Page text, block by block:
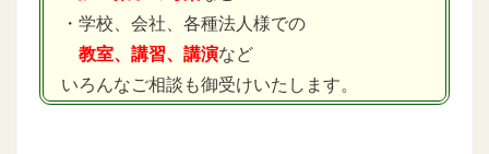
・学校、会社、各種法人様での
教室、講習、講演など
いろんなご相談も御受けいたします。